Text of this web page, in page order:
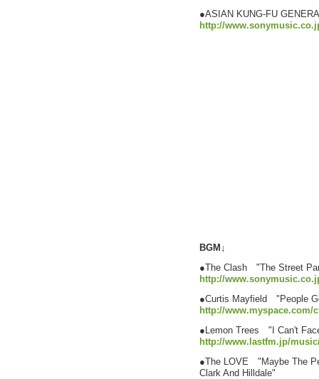
●ASIAN KUNG-FU
http://
BGM↓
●The Clash "The Street
http://
●Curtis Mayfield "People
http://www.myspace.com/
●Lemon Trees "I Can't
http://www.lastfm.jp/
●The LOVE "Maybe The
Clark And Hilldale"